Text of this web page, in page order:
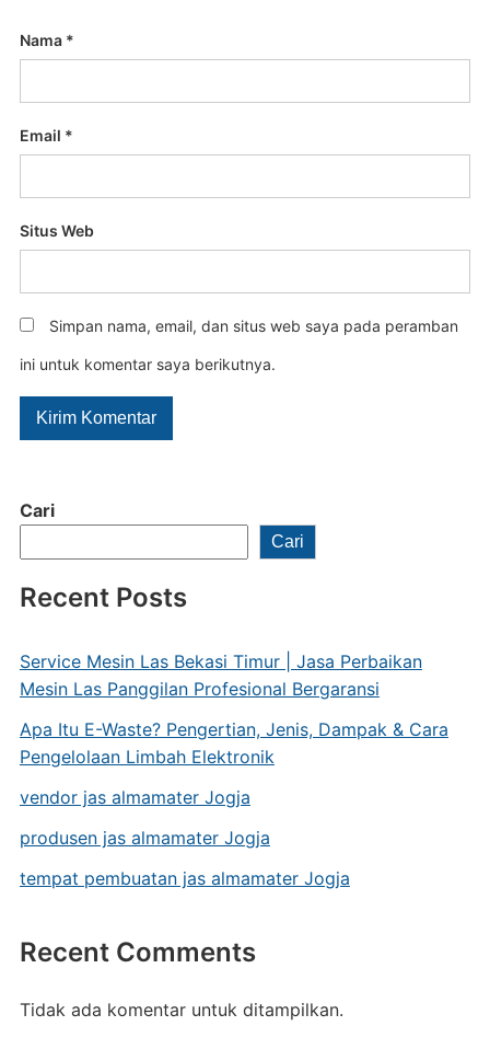
Cari
Cari
Recent Posts
Service Mesin Las Bekasi Timur | Jasa Perbaikan
Mesin Las Panggilan Profesional Bergaransi
Apa Itu E-Waste? Pengertian, Jenis, Dampak & Cara
Pengelolaan Limbah Elektronik
vendor jas almamater Jogja
produsen jas almamater Jogja
tempat pembuatan jas almamater Jogja
Recent Comments
Tidak ada komentar untuk ditampilkan.
Nama *
Email *
Situs Web
Simpan nama, email, dan situs web saya pada peramban
ini untuk komentar saya berikutnya.